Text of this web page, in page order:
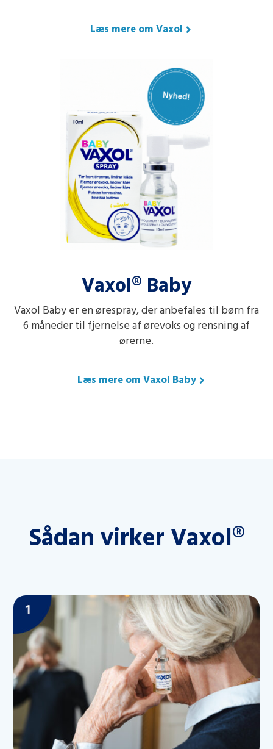
Læs mere om Vaxol
Vaxol® Baby
Vaxol Baby er en ørespray, der anbefales til børn fra
6 måneder til fjernelse af ørevoks og rensning af
ørerne.
Læs mere om Vaxol Baby
Sådan virker Vaxol®